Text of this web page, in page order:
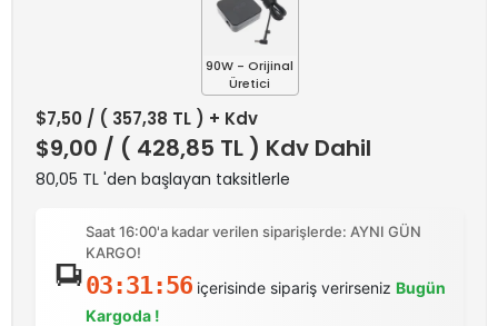
90W - Orijinal
Üretici
$7,50 / ( 357,38 TL ) + Kdv
$9,00 / ( 428,85 TL ) Kdv Dahil
80,05 TL 'den başlayan taksitlerle
Saat 16:00'a kadar verilen siparişlerde: AYNI GÜN
KARGO!
03:31:56içerisinde sipariş verirseniz Bugün
Kargoda !